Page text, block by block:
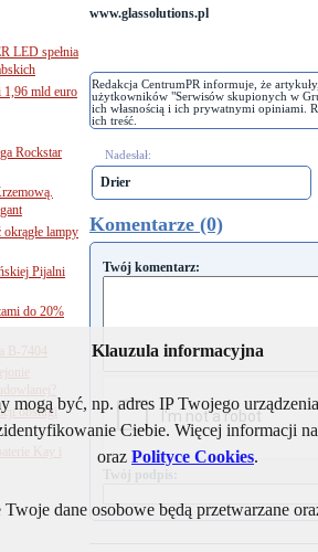
www.glassolutions.pl
Redakcja CentrumPR informuje, że
użytkowników "Serwisów skupionych w
ich własnością i ich prywatnymi opiniami.
ich treść.
Nadesłał:
Drier
Komentarze (0)
Twój komentarz:
LED spełnia
1,96 mld euro
Rockstar
lampy
Pijalni
do 20%
B-7404
obsługi
Kay i
Klauzula informacyjna
być, np. adres IP Twojego
Ciebie. Więcej informacji
oraz Polityce Cookies.
dane osobowe będą przetwarzane